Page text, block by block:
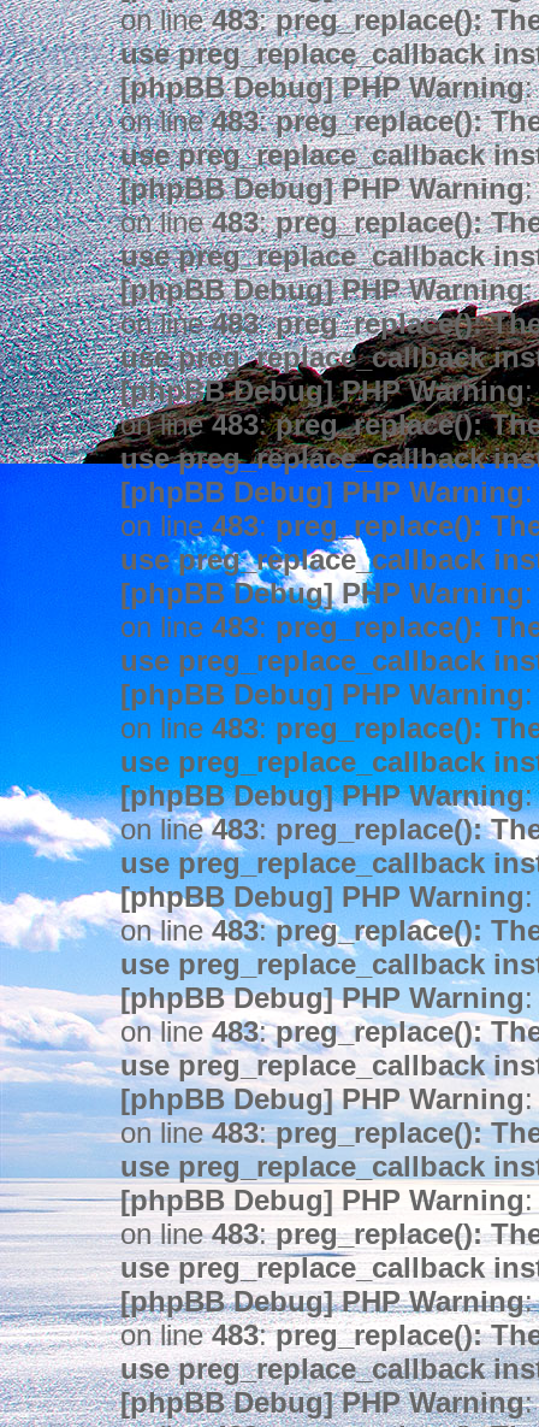
on line483:preg_replace():
use preg_replace_callback
[phpBB Debug] PHP Warning:
on line483:preg_replace():
use preg_replace_callback
[phpBB Debug] PHP Warning:
on line483:preg_replace():
use preg_replace_callback
[phpBB Debug] PHP Warning:
on line483:preg_replace():
use preg_replace_callback
[phpBB Debug] PHP Warning:
on line483:preg_replace():
use preg_replace_callback
[phpBB Debug] PHP Warning
on line 483: preg_replace():
use preg_replace_callback
[phpBB Debug] PHP Warning
on line 483: preg_replace():
use preg_replace_callback
[phpBB Debug] PHP Warning
on line 483: preg_replace():
use preg_replace_callback
[phpBB Debug] PHP Warning:
on line483: preg_replace():
use preg_replace_callback
[phpBB Debug] PHP Warning
on line483:preg_replace():
use preg_replace_callback
[phpBB Debug] PHP Warning
on line483:preg_replace():
use preg_replace_callback
[phpBB Debug] PHP Warning
on line483:preg_replace():
use preg_replace_callback
[phpBB Debug] PHP Warning
on line483:preg_replace():
use preg_replace_callback
[phpBB Debug] PHP Warning:
on line483:preg_replace():
use preg_replace_callback
[phpBB Debug] PHP Warning: